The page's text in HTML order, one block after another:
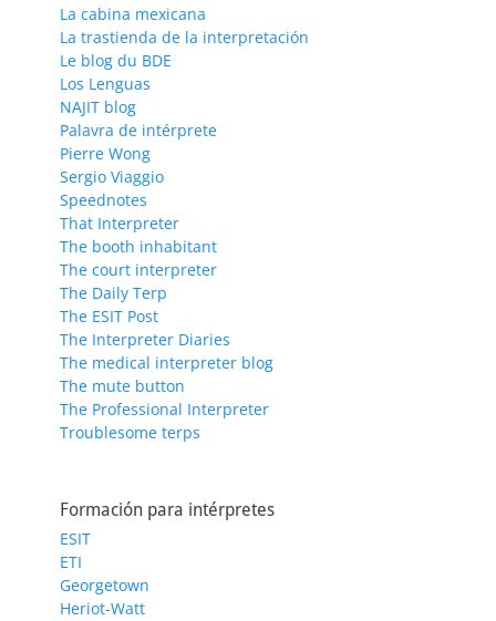
La cabina mexicana
La trastienda de la interpretación
Le blog du BDE
Los Lenguas
NAJIT blog
Palavra de intérprete
Pierre Wong
Sergio Viaggio
Speednotes
That Interpreter
The booth inhabitant
The court interpreter
The Daily Terp
The ESIT Post
The Interpreter Diaries
The medical interpreter blog
The mute button
The Professional Interpreter
Troublesome terps
Formación para intérpretes
ESIT
ETI
Georgetown
Heriot-Watt